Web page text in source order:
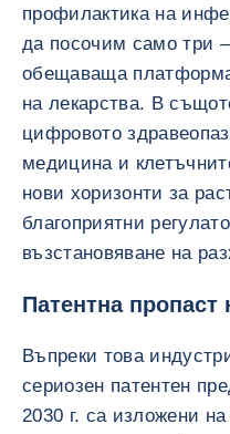
профилактика на
да посочим само три
обещаваща
на лекарства. В
цифровото
медицина и
нови хоризонти за
благоприятни
възстановяване на
Патентна пропаст
Въпреки това
сериозен патентен
2030 г. са изложени